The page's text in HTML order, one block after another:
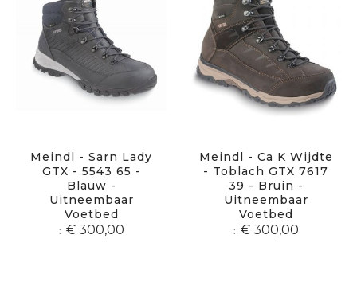
Meindl - Sarn Lady
GTX - 5543 65 -
Blauw -
Uitneembaar
Voetbed
€ 300,00
Meindl - Ca K Wijdte
- Toblach GTX 7617
39 - Bruin -
Uitneembaar
Voetbed
€ 300,00